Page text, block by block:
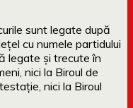
sunt legate după
cu numele partidului
legate și trecute în
nici la Biroul de
nici la Biroul